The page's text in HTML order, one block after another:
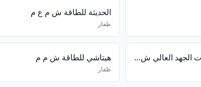
الحديثة للطاقة ش م ع م
ظفار
شركة فولتامب لمحولات الجهد العالي ش م ع م هيتاشي للطاقة ش م م
ظفار